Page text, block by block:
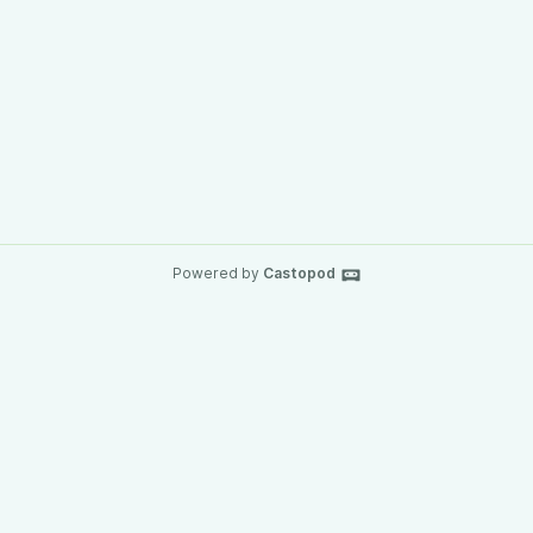
Powered by Castopod